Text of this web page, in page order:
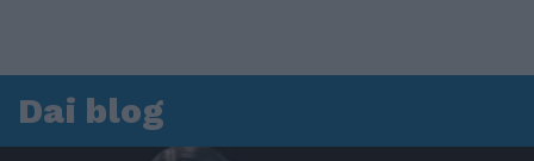
Dai blog